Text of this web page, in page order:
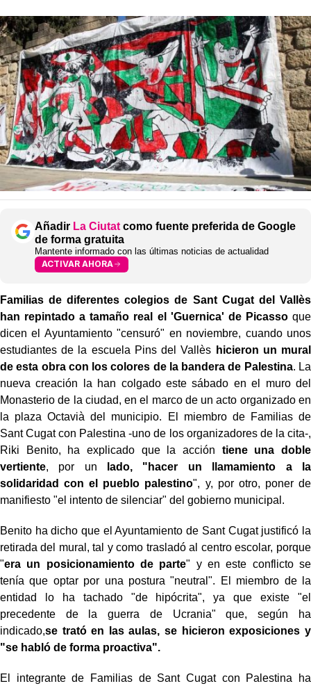
Añadir La Ciutat como fuente preferida de Google
de forma gratuita
Mantente informado con las últimas noticias de actualidad
ACTIVAR AHORA
Familias de diferentes colegios de Sant Cugat del Vallès
han repintado a tamaño real el 'Guernica' de Picassoque
dicen el Ayuntamiento "censuró" en noviembre, cuando unos
estudiantes de la escuela Pins del Vallès hicieron un mural
de esta obra con los colores de la bandera de Palestina. La
nueva creación la han colgado este sábado en el muro del
Monasterio de la ciudad, en el marco de un acto organizado en
la plaza Octavià del municipio. El miembro de Familias de
Sant Cugat con Palestina -uno de los organizadores de la cita-,
Riki Benito, ha explicado que la acción tiene una doble
vertiente, por un
lado, "hacer un llamamiento a la
solidaridad con el pueblo palestino", y, por otro, poner de
manifiesto "el intento de silenciar" del gobierno municipal.
Benito ha dicho que el Ayuntamiento de Sant Cugat justificó la
retirada del mural, tal y como trasladó al centro escolar, porque
"era un posicionamiento de parte" y en este conflicto se
tenía que optar por una postura "neutral". El miembro de la
entidad lo ha tachado "de hipócrita", ya que existe "el
precedente de la guerra de Ucrania" que, según ha
indicado,se trató en las aulas, se hicieron exposiciones y
"se habló de forma proactiva".
El integrante de Familias de Sant Cugat con Palestina ha